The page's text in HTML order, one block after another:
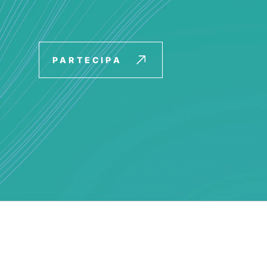
PARTECIPA